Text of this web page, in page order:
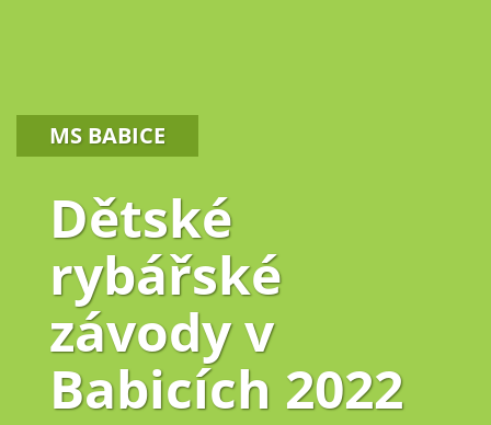
MS BABICE
Dětské
rybářské
závody v
Babicích 2022